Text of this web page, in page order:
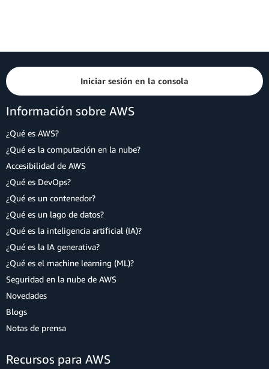
Iniciar sesión en la consola
Información sobre AWS
¿Qué es AWS?
¿Qué es la computación en la nube?
Accesibilidad de AWS
¿Qué es DevOps?
¿Qué es un contenedor?
¿Qué es un lago de datos?
¿Qué es la inteligencia artificial (IA)?
¿Qué es la IA generativa?
¿Qué es el machine learning (ML)?
Seguridad en la nube de AWS
Novedades
Blogs
Notas de prensa
Recursos para AWS